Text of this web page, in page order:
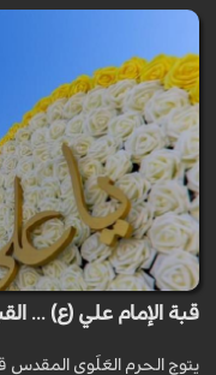
قبة الإمام علي (ع) ...
يتوج الحرم العَلَوي المقدس